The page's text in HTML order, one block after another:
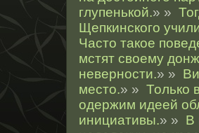
глупенькой.» »
Щепкинского
Часто такое
мстят своему
неверности.» »
место.» » Только
одержим идеей
инициативы.» » В